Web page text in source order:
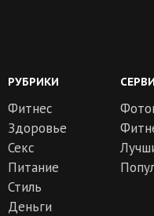
РУБРИКИ
Фитнес
Здоровье
Секс
Питание
Стиль
Деньги